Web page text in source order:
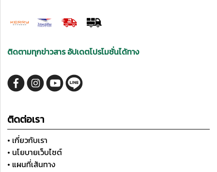
ติดตามทุกข่าวสาร อัปเดตโปรโมชั่นได้ทาง
ติดต่อเรา
• เกี่ยวกับเรา
• นโยบายเว็บไซต์
• แผนที่เส้นทาง